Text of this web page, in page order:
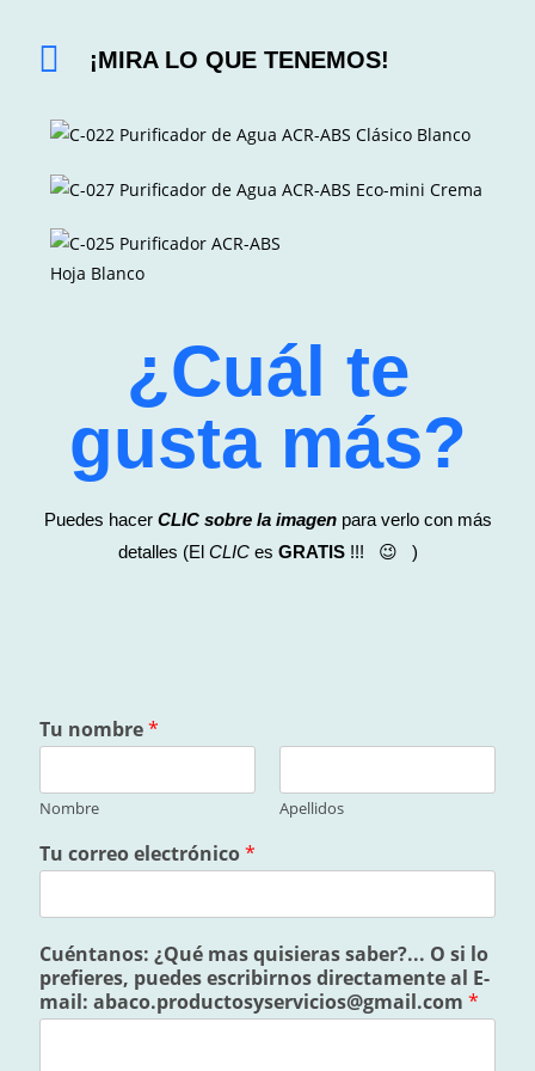
¡MIRA LO QUE TENEMOS!
¿Cuál te
gusta más?
Puedes hacer CLIC sobre la imagenpara verlo con más
detalles (El CLICes GRATIS!!! 😉 )
Tu nombre*
Nombre Apellidos
Tu correo electrónico*
Cuéntanos: ¿Qué mas quisieras saber?... O si lo
prefieres, puedes escribirnos directamente al E-
mail: abaco.productosyservicios@gmail.com*